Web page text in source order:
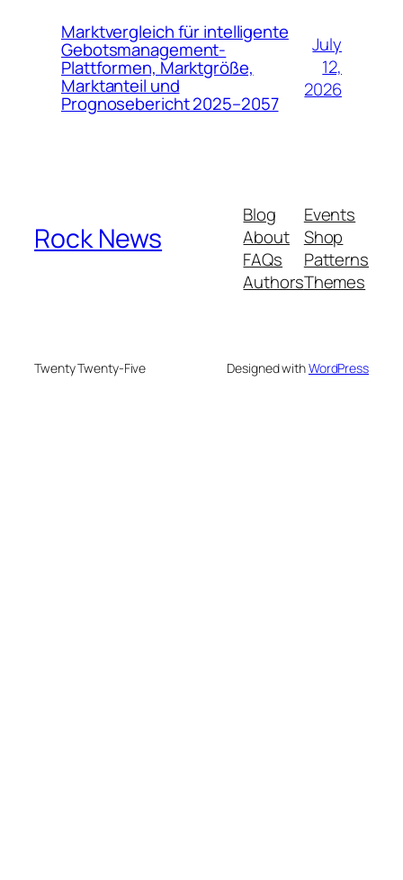
Marktvergleich für intelligente
Gebotsmanagement-
Plattformen, Marktgröße,
Marktanteil und
Prognosebericht 2025–2057
July
12,
2026
Rock News
Blog
About
FAQs
Authors
Events
Shop
Patterns
Themes
Twenty Twenty-Five Designed withWordPress